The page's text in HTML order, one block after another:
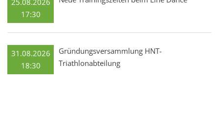
25.08.2026
17:30
31.08.2026
18:30
Gründungsversammlung HNT-
Triathlonabteilung